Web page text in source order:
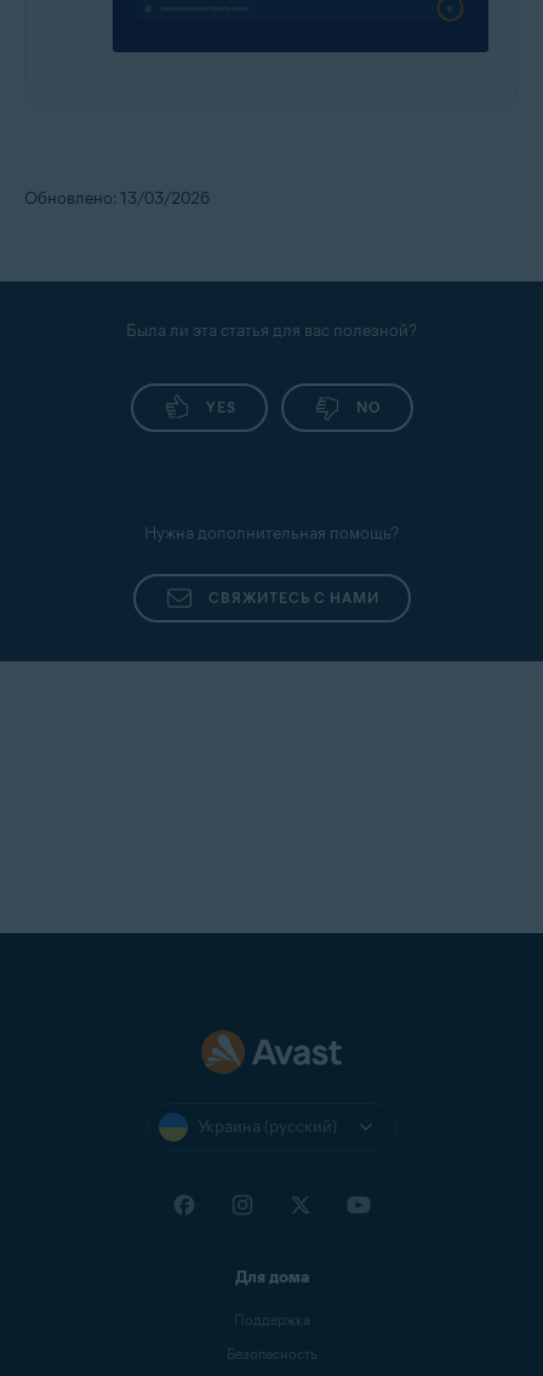
Обновлено: 13/03/2026
Была ли эта статья для вас полезной?
YES NO
Нужна дополнительная помощь?
СВЯЖИТЕСЬ С НАМИ
Украина (русский)
Для дома
Поддержка
Безопасность